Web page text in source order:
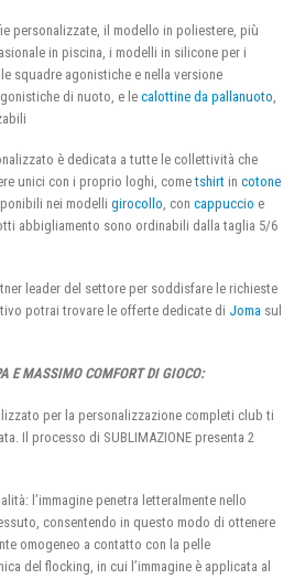
personalizzate, il modello in poliestere, più
in piscina, i modelli in silicone per i
squadre agonistiche e nella versione
di nuoto, e le calottine da pallanuoto
è dedicata a tutte le collettività che
unici con i proprio loghi, cometshirt in cotone
nei modelli girocollo , con cappuccio e
abbigliamento sono ordinabili dalla taglia 5/6
leader del settore per soddisfare le richieste
potrai trovare le offerte dedicate di Joma sul
E MASSIMO COMFORT DI GIOCO:
per la personalizzazione completi club ti
Il processo di SUBLIMAZIONE presenta 2
l’immagine penetra letteralmente nello
consentendo in questo modo di ottenere
omogeneo a contatto con la pelle
del flocking, in cui l’immagine è applicata al